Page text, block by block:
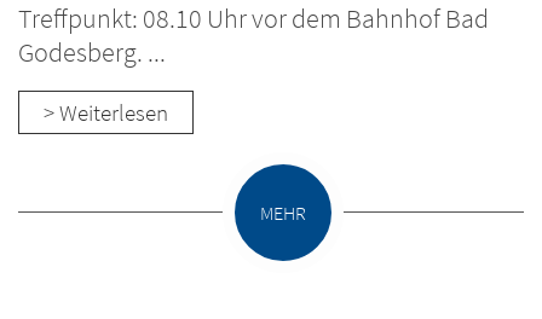
Treffpunkt: 08.10 Uhr vor dem Bahnhof Bad
Godesberg. ...
> Weiterlesen
MEHR